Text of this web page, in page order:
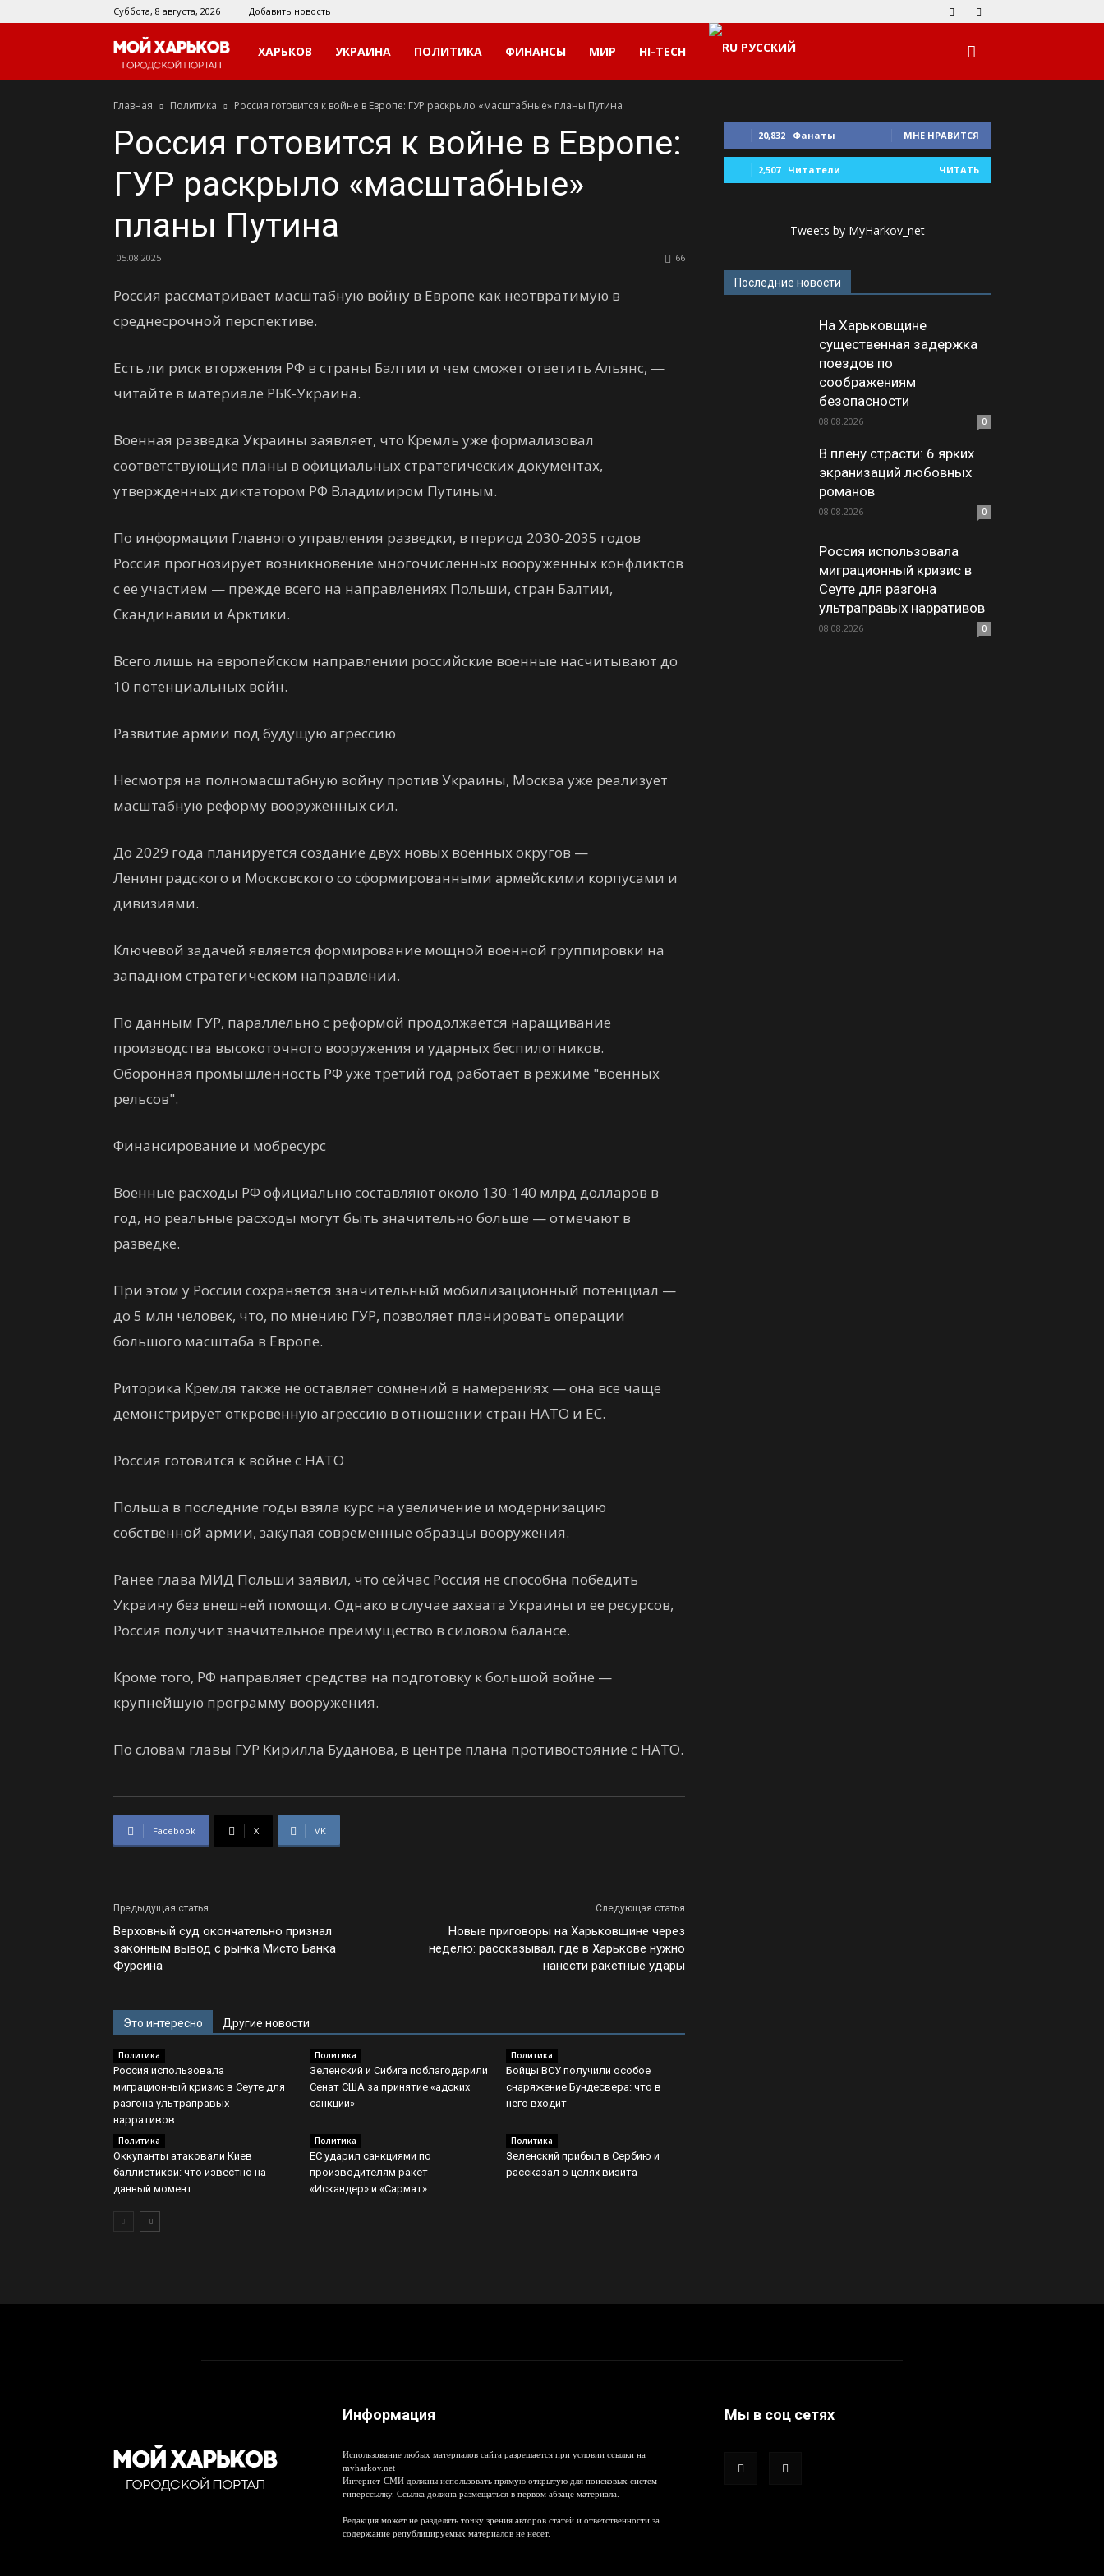
Суббота, 8 августа, 2026 Добавить новость
Мой
Харьков
ХАРЬКОВ УКРАИНА ПОЛИТИКА ФИНАНСЫ МИР HI-TECH РУССКИЙ
Главная Политика Россия готовится к войне в Европе: ГУР раскрыло «масштабные» планы Путина
Россия готовится к войне в Европе:
ГУР раскрыло «масштабные»
планы Путина
05.08.2025 66
Россия рассматривает масштабную войну в Европе как неотвратимую в
среднесрочной перспективе.
Есть ли риск вторжения РФ в страны Балтии и чем сможет ответить Альянс, —
читайте в материале РБК-Украина.
Военная разведка Украины заявляет, что Кремль уже формализовал
соответствующие планы в официальных стратегических документах,
утвержденных диктатором РФ Владимиром Путиным.
По информации Главного управления разведки, в период 2030-2035 годов
Россия прогнозирует возникновение многочисленных вооруженных конфликтов
с ее участием — прежде всего на направлениях Польши, стран Балтии,
Скандинавии и Арктики.
Всего лишь на европейском направлении российские военные насчитывают до
10 потенциальных войн.
Развитие армии под будущую агрессию
Несмотря на полномасштабную войну против Украины, Москва уже реализует
масштабную реформу вооруженных сил.
До 2029 года планируется создание двух новых военных округов —
Ленинградского и Московского со сформированными армейскими корпусами и
дивизиями.
Ключевой задачей является формирование мощной военной группировки на
западном стратегическом направлении.
По данным ГУР, параллельно с реформой продолжается наращивание
производства высокоточного вооружения и ударных беспилотников.
Оборонная промышленность РФ уже третий год работает в режиме "военных
рельсов".
Финансирование и мобресурс
Военные расходы РФ официально составляют около 130-140 млрд долларов в
год, но реальные расходы могут быть значительно больше — отмечают в
разведке.
При этом у России сохраняется значительный мобилизационный потенциал —
до 5 млн человек, что, по мнению ГУР, позволяет планировать операции
большого масштаба в Европе.
Риторика Кремля также не оставляет сомнений в намерениях — она все чаще
демонстрирует откровенную агрессию в отношении стран НАТО и ЕС.
Россия готовится к войне с НАТО
Польша в последние годы взяла курс на увеличение и модернизацию
собственной армии, закупая современные образцы вооружения.
Ранее глава МИД Польши заявил, что сейчас Россия не способна победить
Украину без внешней помощи. Однако в случае захвата Украины и ее ресурсов,
Россия получит значительное преимущество в силовом балансе.
Кроме того, РФ направляет средства на подготовку к большой войне —
крупнейшую программу вооружения.
По словам главы ГУР Кирилла Буданова, в центре плана противостояние с НАТО.
Facebook X VK
Предыдущая статья
Верховный суд окончательно признал
законным вывод с рынка Мисто Банка
Фурсина
Следующая статья
Новые приговоры на Харьковщине через
неделю: рассказывал, где в Харькове нужно
нанести ракетные удары
Это интересно Другие новости
Политика
Россия использовала
миграционный кризис в Сеуте для
разгона ультраправых
нарративов
Политика
Зеленский и Сибига поблагодарили
Сенат США за принятие «адских
санкций»
Политика
Бойцы ВСУ получили особое
снаряжение Бундесвера: что в
него входит
Политика
Оккупанты атаковали Киев
баллистикой: что известно на
данный момент
Политика
ЕС ударил санкциями по
производителям ракет
«Искандер» и «Сармат»
Политика
Зеленский прибыл в Сербию и
рассказал о целях визита
20,832 Фанаты МНЕ НРАВИТСЯ
2,507 Читатели ЧИТАТЬ
Tweets by MyHarkov_net
Последние новости
На Харьковщине
существенная задержка
поездов по
соображениям
безопасности
08.08.2026 0
В плену страсти: 6 ярких
экранизаций любовных
романов
08.08.2026 0
Россия использовала
миграционный кризис в
Сеуте для разгона
ультраправых нарративов
08.08.2026 0
Информация
Использование любых материалов сайта разрешается при условии ссылки на
myharkov.net
Интернет-СМИ должны использовать прямую открытую для поисковых систем
гиперссылку. Ссылка должна размещаться в первом абзаце материала.
Редакция может не разделять точку зрения авторов статей и ответственности за
содержание републицируемых материалов не несет.
Мы в соц сетях